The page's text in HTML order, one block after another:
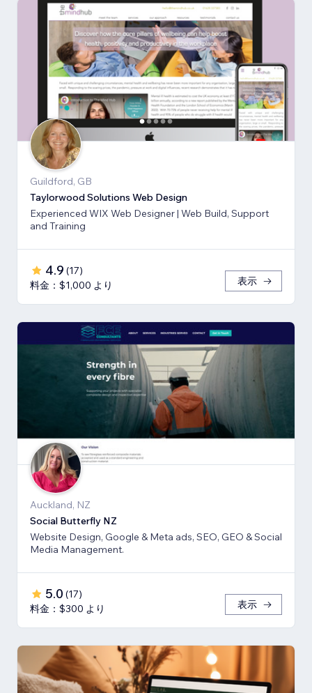
Guildford, GB
Taylorwood Solutions Web Design
Experienced WIX Web Designer | Web Build, Support
and Training
4.9 (17)
料金：$1,000 より
表示
Auckland, NZ
Social Butterfly NZ
Website Design, Google & Meta ads, SEO, GEO & Social
Media Management.
5.0 (17)
料金：$300 より
表示